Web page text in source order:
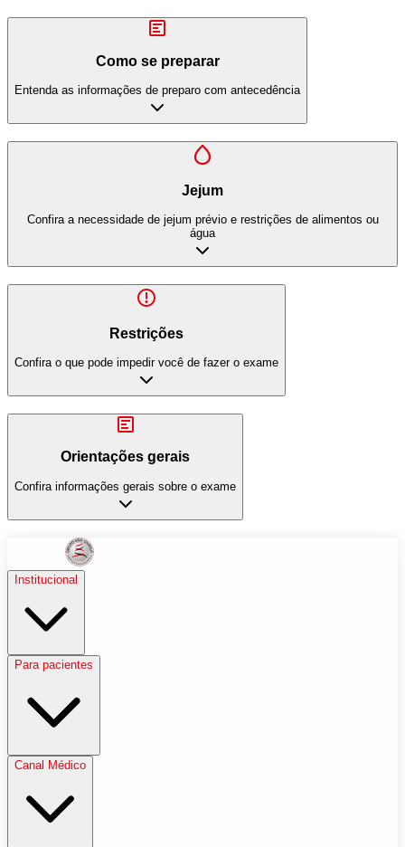
Como se preparar
Entenda as informações de preparo com antecedência
Jejum
Confira a necessidade de jejum prévio e restrições de alimentos ou
água
Restrições
Confira o que pode impedir você de fazer o exame
Orientações gerais
Confira informações gerais sobre o exame
Institucional
Para pacientes
Canal Médico